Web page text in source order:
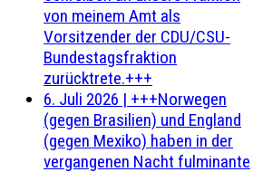
von meinem Amt als
Vorsitzender der CDU/CSU-
Bundestagsfraktion
zurücktrete.+++
6. Juli 2026 | +++Norwegen
(gegen Brasilien) und England
(gegen Mexiko) haben in der
vergangenen Nacht fulminante